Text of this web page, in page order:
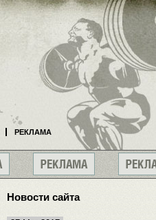
Новости сайта
РЕКЛАМА